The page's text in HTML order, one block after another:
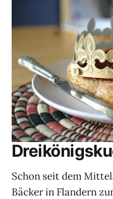
Schon seit dem
Bäcker in Flandern